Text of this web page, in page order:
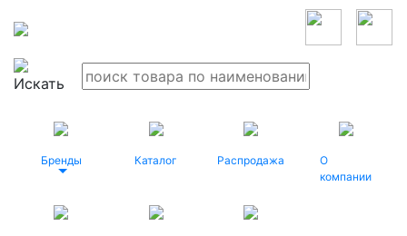
Бренды Каталог Распродажа
О
компании